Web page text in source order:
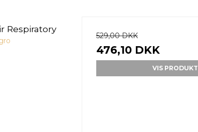
Respiratory
529,00 DKK
476,10 DKK
VIS PRODUKT